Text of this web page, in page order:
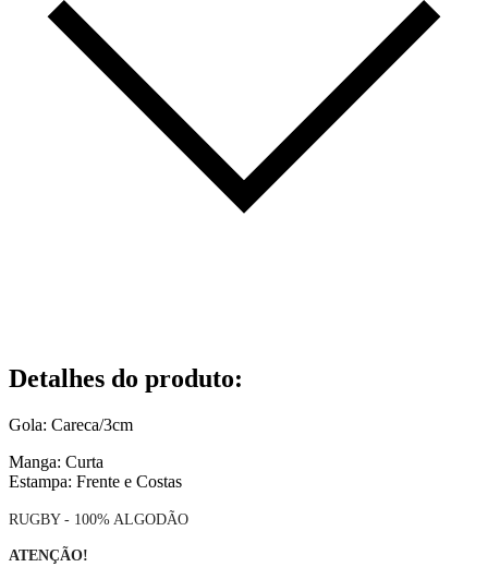
Detalhes do produto:
Gola: Careca/3cm
Manga: Curta
Estampa: Frente e Costas
RUGBY - 100% ALGODÃO
ATENÇÃO!